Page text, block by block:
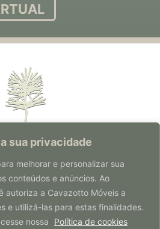
sua privacidade
melhorar e personalizar sua
conteúdos e anúncios. Ao
autoriza a Cavazotto Móveis a
e utilizá-las para estas finalidades.
nossa
Política de cookies
| Centro